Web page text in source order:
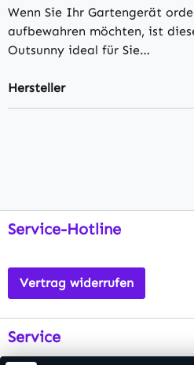
Wenn Sie Ihr Gartengerät
aufbewahren möchten, ist
Outsunny ideal für Sie…
Hersteller
Service-Hotline
Vertrag widerrufen
Service